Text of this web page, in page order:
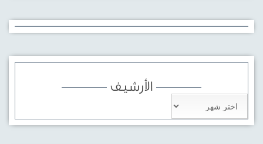
sakarya
escort
الأرشيف
الأرشيف